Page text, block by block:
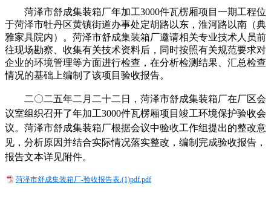
菏泽市舒成集装箱厂年加工3000件瓦楞厢项目一期工程位
于菏泽市牡丹区黄镇街道办事处定胡路以东，淮河路以南（典
雅家具院内）
。 菏泽市舒成集装箱厂邀请相关专业技术人员前
往现场勘察、收集有关技术资料后，同时按照有关规范要求对
企业的环境管理等方面进行检查，在分析检测结果、汇总检查
情况的基础上编制了该项目验收报告。
二〇二五年二 月 二十二 日， 菏泽市舒成集装箱厂在厂区会
议室组织召开了年加工3000件瓦楞厢项目 竣工环境保护验收会
议。 菏泽市舒成集装箱厂根据会议中验收工作组提出的整改意
见，分析原因并结合实际情况落实整改，编制完成验收报告，
报告文本详见附件。
菏泽市舒成集装箱厂-验收报告表.(1)pdf.pdf